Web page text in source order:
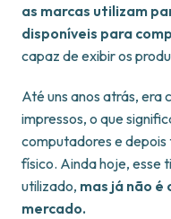
as marcas utilizam
disponíveis para
capaz de exibir os
Até uns anos atrás, era
impressos, o que
computadores e
físico. Ainda hoje, esse
utilizado, mas já não é
mercado.